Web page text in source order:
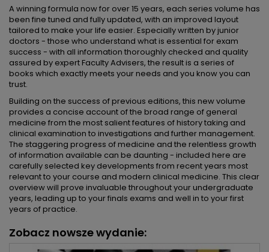
A winning formula now for over 15 years, each series volume has
been fine tuned and fully updated, with an improved layout
tailored to make your life easier. Especially written by junior
doctors - those who understand what is essential for exam
success - with all information thoroughly checked and quality
assured by expert Faculty Advisers, the result is a series of
books which exactly meets your needs and you know you can
trust.
Building on the success of previous editions, this new volume
provides a concise account of the broad range of general
medicine from the most salient features of history taking and
clinical examination to investigations and further management.
The staggering progress of medicine and the relentless growth
of information available can be daunting - included here are
carefully sel‎ected key developments from recent years most
relevant to your course and modern clinical medicine. This clear
overview will prove invaluable throughout your undergraduate
years, leading up to your finals exams and well in to your first
years of practice.
Zobacz nowsze wydanie: